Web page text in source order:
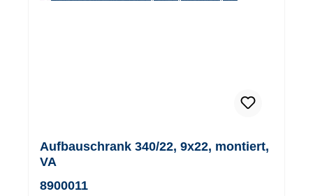
Aufbauschrank 340/22, 9x22, montiert,
VA
8900011